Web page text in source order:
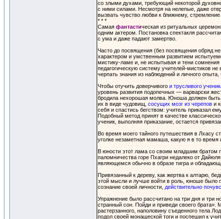
со злыми духами, требующий некоторой
с ними силами. Несмотря на нелепые, даже
вызвать чувство любви к ближнему,
* * *
Самая фантастическая из ритуальных
одним актером. Постановка спектакля
с ума и даже падают замертво.
Часто до посвящения (без посвящения обряд
характером и умственным развитием
мистику-ламе и, не испытывая и тени сомнения
педагогическую систему учителей-мистиков
черпать знания из наблюдений и личного
Чтобы отучить доверчивого и трусливого
уровень развития подопечных — варварски
бродила нехорошая молва. Юноша должен быть
их в виде чудовищ, сосущих мозг из черепов и
себя и спастись бегством: учитель приказал
Подобный метод принят в качестве
ученик, выполняя приказание, остается
Во время моего тайного путешествия в Лхасу
уголке незаметная мамаша, какую я в то время
В юности этот лама со своим младшим братом
паломничества горе Пхагри недалеко от
являющемся обычно в образе тигра и
Привязанный к дереву, как жертва к алтарю,
этой мысли и лучше войти в роль, юноше было
сознание своей личности, действительно
Упражнение было рассчитано на три дня и три
странный сон. Пойди и приведи своего брата».
растерзанного, наполовину съеденного тела
подол своей монашеской тоги и поспешил к